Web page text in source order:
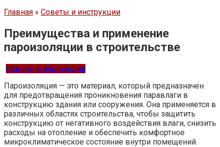
Главная » Советы и инструкции
Преимущества и применение
пароизоляции в строительстве
Советы и инструкции
Пароизоляция — это материал, который предназначен
для предотвращения проникновения паравлаги в
конструкцию здания или сооружения. Она применяется в
различных областях строительства, чтобы защитить
конструкцию от негативного воздействия влаги, снизить
расходы на отопление и обеспечить комфортное
микроклиматическое состояние внутри помещений.